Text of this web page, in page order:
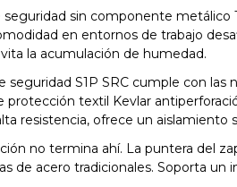
seguridad sin componente metálico
en entornos de trabajo
la acumulación de humedad.
seguridad S1P SRC cumple con las
protección textil Kevlar
resistencia, ofrece un
no termina ahí. La puntera del
de acero tradicionales. Soporta